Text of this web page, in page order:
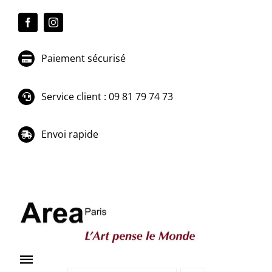
Paiement sécurisé
Service client : 09 81 79 74 73
Envoi rapide